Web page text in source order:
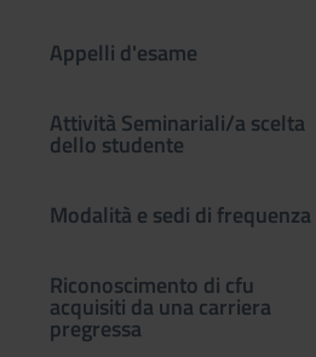
Appelli d'esame
Attività Seminariali/a scelta
dello studente
Modalità e sedi di frequenza
Riconoscimento di cfu
acquisiti da una carriera
pregressa